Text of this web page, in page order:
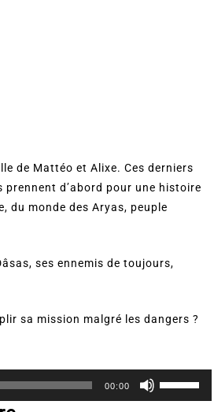
de Mattéo et Alixe. Ces derniers
d’abord pour une histoire
du monde des Aryas, peuple
ses ennemis de toujours,
sa mission malgré les dangers ?
00:00